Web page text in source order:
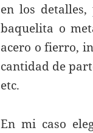
en los
baquelita o
acero o fierro,
cantidad de
etc.
En mi caso